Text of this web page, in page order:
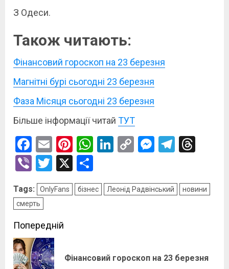
З Одеси.
Також читають:
Фінансовий гороскоп на 23 березня
Магнітні бурі сьогодні 23 березня
Фаза Місяця сьогодні 23 березня
Більше інформації читай ТУТ
Facebook
EmailPinterest
WhatsApp
LinkedIn
Copy
ViberTwitter
X
Tags: OnlyFans бізнес Леонід Радвінський
новини
смерть
Post
navigation
Попередній
Фінансовий гороскоп на 23 березня